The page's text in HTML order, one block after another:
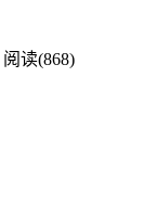
阅读(868)